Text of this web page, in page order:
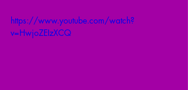
https://www.youtube.com/watch?
v=HwjoZEIzXCQ